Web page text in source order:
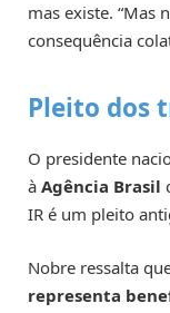
mas existe. “Mas
consequência
Pleito dos
O presidente
à Agência Brasil
IR é um pleito
Nobre ressalta
representa